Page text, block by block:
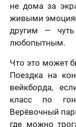
не дома за
живыми
другим —
любопытным.
Что это может
Поездка на
вейкборда,
класс по
Верёвочный
где можно